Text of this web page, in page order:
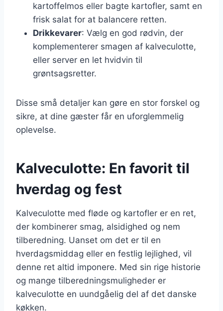
kartoffelmos eller bagte kartofler, samt en
frisk salat for at balancere retten.
Drikkevarer: Vælg en god rødvin, der
komplementerer smagen af kalveculotte,
eller server en let hvidvin til
grøntsagsretter.
Disse små detaljer kan gøre en stor forskel og
sikre, at dine gæster får en uforglemmelig
oplevelse.
Kalveculotte: En favorit til
hverdag og fest
Kalveculotte med fløde og kartofler er en ret,
der kombinerer smag, alsidighed og nem
tilberedning. Uanset om det er til en
hverdagsmiddag eller en festlig lejlighed, vil
denne ret altid imponere. Med sin rige historie
og mange tilberedningsmuligheder er
kalveculotte en uundgåelig del af det danske
køkken.